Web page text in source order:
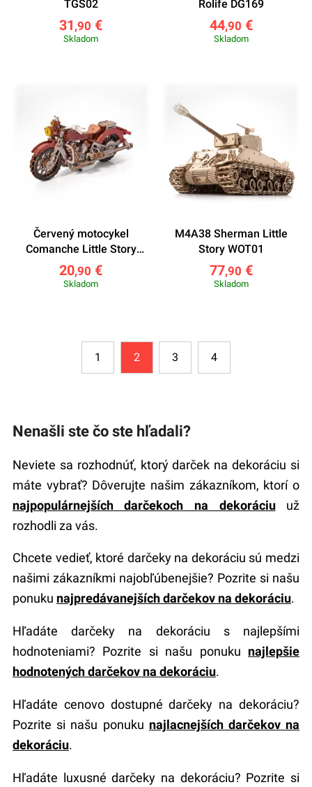
TGS02
31 ,90 €
Skladom
Rolife DG169
44,90 €
Skladom
Červený motocykel
Comanche Little Story
E023R
20,90 €
Skladom
M4A38 Sherman Little
Story WOT01
77,90 €
Skladom
1 2 3 4
Nenašli ste čo ste hľadali?
Neviete sa rozhodnúť, ktorý darček na dekoráciu si
máte vybrať? Dôverujte našim zákazníkom, ktorí o
najpopulárnejších darčekoch na dekoráciuuž
rozhodli za vás.
Chcete vedieť, ktoré darčeky na dekoráciu sú medzi
našimi zákazníkmi najobľúbenejšie? Pozrite si našu
ponuku najpredávanejších darčekov na dekoráciu.
Hľadáte darčeky na dekoráciu s najlepšími
hodnoteniami? Pozrite si našu ponuku najlepšie
hodnotených darčekov na dekoráciu.
Hľadáte cenovo dostupné darčeky na dekoráciu?
Pozrite si našu ponuku najlacnejších darčekov na
dekoráciu.
Hľadáte luxusné darčeky na dekoráciu? Pozrite si